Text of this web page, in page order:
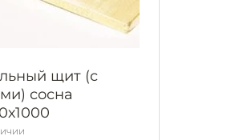
щит (с
сосна